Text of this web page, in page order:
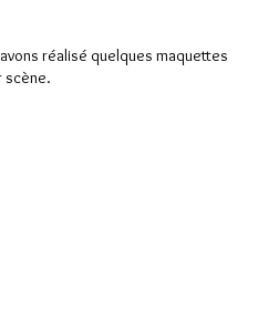
réalisé quelques maquettes
scène.